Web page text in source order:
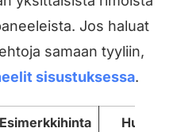
Jos haluat
samaan tyyliin,
sisustuksessa.
Esimerkkihinta Huomio